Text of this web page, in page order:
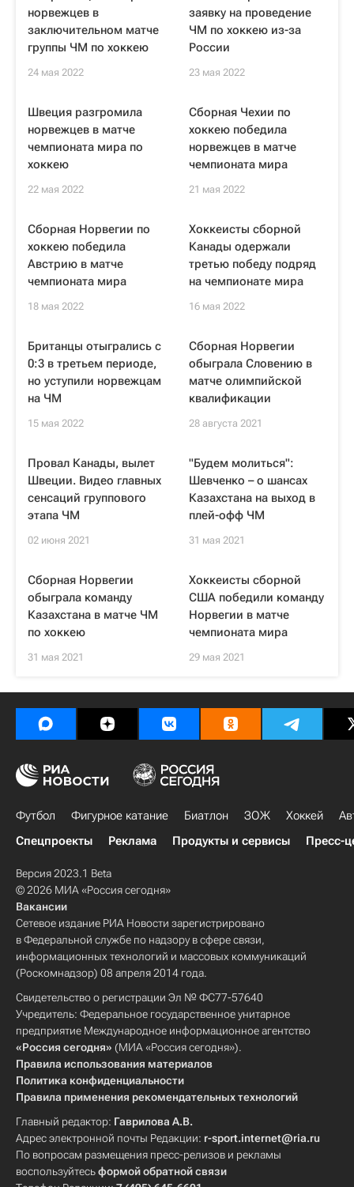
норвежцев в
заключительном матче
группы ЧМ по хоккею
24 мая 2022
заявку на проведение
ЧМ по хоккею из-за
России
23 мая 2022
Швеция разгромила
норвежцев в матче
чемпионата мира по
хоккею
22 мая 2022
Сборная Чехии по
хоккею победила
норвежцев в матче
чемпионата мира
21 мая 2022
Сборная Норвегии по
хоккею победила
Австрию в матче
чемпионата мира
18 мая 2022
Хоккеисты сборной
Канады одержали
третью победу подряд
на чемпионате мира
16 мая 2022
Британцы отыгрались с
0:3 в третьем периоде,
но уступили норвежцам
на ЧМ
15 мая 2022
Сборная Норвегии
обыграла Словению в
матче олимпийской
квалификации
28 августа 2021
Провал Канады, вылет
Швеции. Видео главных
сенсаций группового
этапа ЧМ
02 июня 2021
"Будем молиться":
Шевченко – о шансах
Казахстана на выход в
плей-офф ЧМ
31 мая 2021
Сборная Норвегии
обыграла команду
Казахстана в матче ЧМ
по хоккею
31 мая 2021
Хоккеисты сборной
США победили команду
Норвегии в матче
чемпионата мира
29 мая 2021
Футбол Фигурное катание Биатлон ЗОЖ Хоккей
Спецпроекты
Реклама Продукты и сервисы Пресс-
Версия 2023.1 Beta
© 2026 МИА «Россия сегодня»
Вакансии
Сетевое издание РИА Новости зарегистрировано
в Федеральной службе по надзору в сфере связи,
информационных технологий и массовых коммуникаций
(Роскомнадзор) 08 апреля 2014 года.
Свидетельство о регистрации Эл № ФС77-57640
Учредитель: Федеральное государственное унитарное
предприятие Международное информационное агентство
«Россия сегодня» (МИА «Россия сегодня»).
Правила использования материалов
Политика конфиденциальности
Правила применения рекомендательных технологий
Главный редактор: Гаврилова А.В.
Адрес электронной почты Редакции: r-sport.internet@ria.ru
По вопросам размещения пресс-релизов и рекламы
воспользуйтесьформой обратной связи